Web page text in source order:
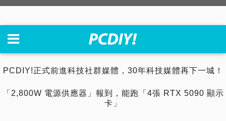
PCDIY!正式前進科技社群媒體，30年科技媒體再下一城！
「2,800W 電源供應器」報到，能跑「4張 RTX 5090 顯示
卡」